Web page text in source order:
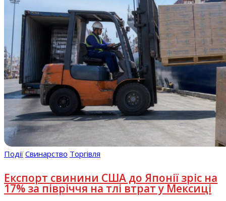
Події Свинарство Торгівля
Експорт свинини США до Японії зріс на
17% за півріччя на тлі втрат у Мексиці